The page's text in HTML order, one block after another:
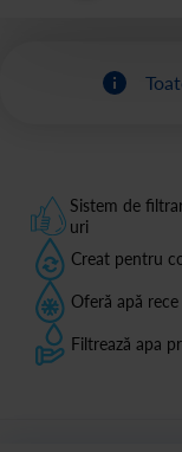
Sistem de
uri
Creat pentru
Oferă apă
Filtrează apa